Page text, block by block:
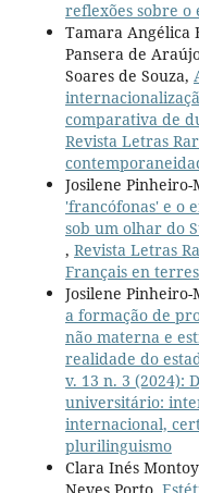
reflexões sobre o
Tamara Angélica
Pansera de
Soares de Souza,
comparativa de
Revista Letras
Josilene Pinheiro-
'francófonas' e o
sob um olhar do
, Revista Letras
Français en
Josilene Pinheiro-
a formação de
não materna e
realidade do
v. 13 n. 3 (2024):
universitário:
internacional,
plurilinguismo
Clara Inés